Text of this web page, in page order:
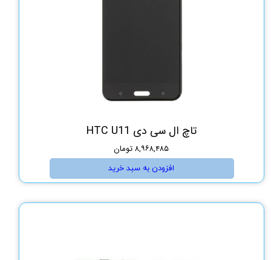
تاچ ال سی دی HTC U11
۸,۹۶۸,۴۸۵ تومان
افزودن به سبد خرید